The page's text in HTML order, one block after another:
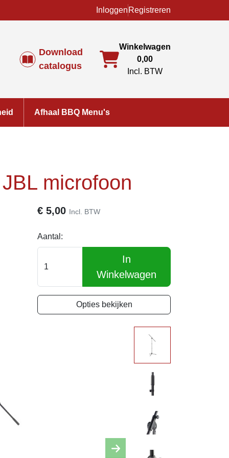
Inloggen Registreren
Download
catalogus
Winkelwagen
0,00
Incl. BTW
Afhaal BBQ Menu's
microfoon
€ 5,00 Incl. BTW
Aantal:
In
Winkelwagen
Opties bekijken
Next